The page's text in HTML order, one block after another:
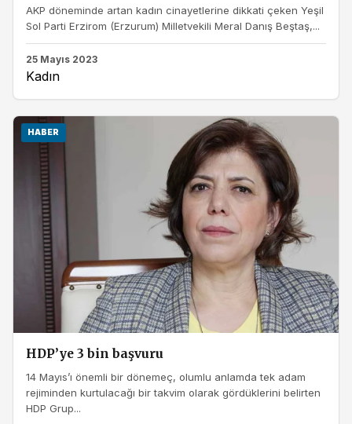
AKP döneminde artan kadın cinayetlerine dikkati çeken Yeşil
Sol Parti Erzirom (Erzurum) Milletvekili Meral Danış Beştaş,...
25 Mayıs 2023
Kadın
HABER
HDP’ye 3 bin başvuru
14 Mayıs’ı önemli bir dönemeç, olumlu anlamda tek adam
rejiminden kurtulacağı bir takvim olarak gördüklerini belirten
HDP Grup...